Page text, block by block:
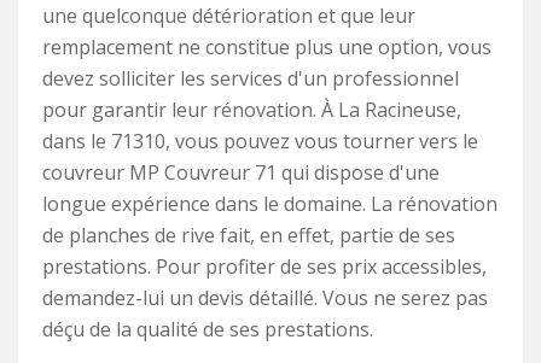
une quelconque détérioration et que leur
remplacement ne constitue plus une option, vous
devez solliciter les services d'un professionnel
pour garantir leur rénovation. À La Racineuse,
dans le 71310, vous pouvez vous tourner vers le
couvreur MP Couvreur 71 qui dispose d'une
longue expérience dans le domaine. La rénovation
de planches de rive fait, en effet, partie de ses
prestations. Pour profiter de ses prix accessibles,
demandez-lui un devis détaillé. Vous ne serez pas
déçu de la qualité de ses prestations.